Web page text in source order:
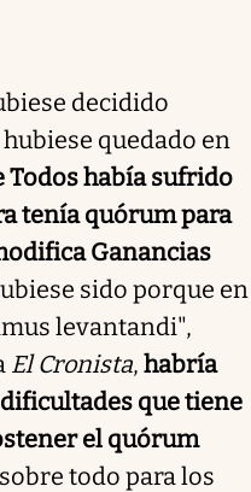
decidido
quedado en
Todos había sufrido
tenía quórum para
Ganancias
sido porque en
levantandi",
El Cronista, habría
que tiene
el quórum
todo para los